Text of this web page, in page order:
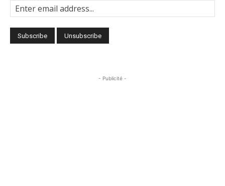
- Publicité -